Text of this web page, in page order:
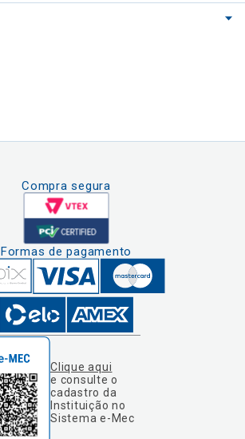
Compra segura
Formas de pagamento
Clique aqui
e consulte o
cadastro da
Instituição no
Sistema e-Mec